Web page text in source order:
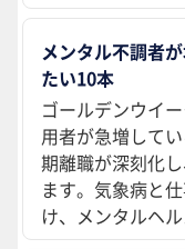
メンタル不調者
たい10本
ゴールデンウイ
用者が急増して
期離職が深刻化
ます。気象病と
け、メンタルヘ